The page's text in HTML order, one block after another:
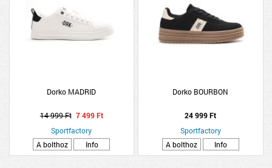
Dorko MADRID
14 999 Ft 7 499 Ft
Sportfactory
A bolthoz
Info
Dorko BOURBON
24 999 Ft
Sportfactory
A bolthoz
Info